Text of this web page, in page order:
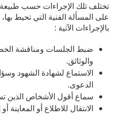
تختلف تلك الإجراءات حسب طبيعة
على المسألة الفنية التي تحيط
بالإجراءات الآتية :
ضبط الجلسات ومناقشة
والوثائق.
الاستماع لشهادة الشهود
الدعوى.
سماع أقول الأشخاص الذين
الانتقال للاطلاع أو المعاينة